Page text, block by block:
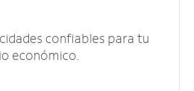
confiables para tu
económico.